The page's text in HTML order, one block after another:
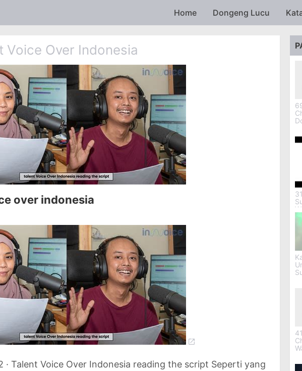
Skip to main content
Home Dongeng Lucu
Voice Over Indonesia
over indonesia
· Talent Voice Over Indonesia reading the script Seperti yang